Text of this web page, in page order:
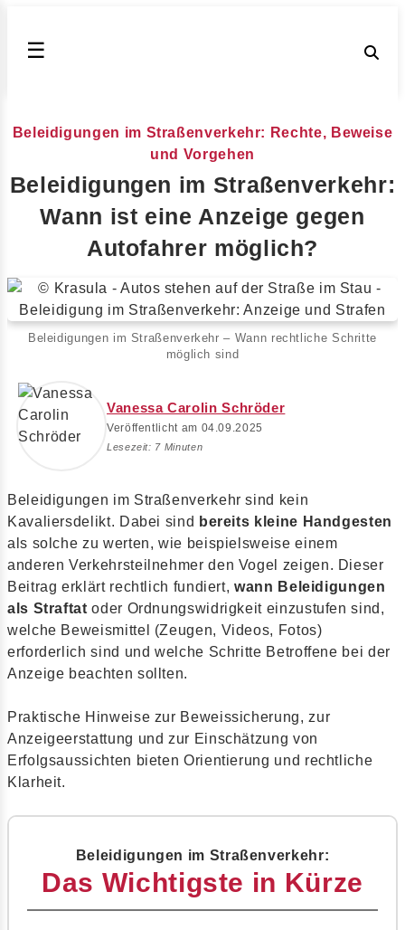
☰
Beleidigungen im Straßenverkehr: Rechte, Beweise
und Vorgehen
Beleidigungen im Straßenverkehr:
Wann ist eine Anzeige gegen
Autofahrer möglich?
Beleidigungen im Straßenverkehr – Wann rechtliche Schritte
möglich sind
Vanessa Carolin Schröder
Veröffentlicht am 04.09.2025
Lesezeit: 7 Minuten
Beleidigungen im Straßenverkehr sind kein
Kavaliersdelikt. Dabei sind bereits kleine Handgesten
als solche zu werten, wie beispielsweise einem
anderen Verkehrsteilnehmer den Vogel zeigen. Dieser
Beitrag erklärt rechtlich fundiert,wann Beleidigungen
als Straftat oder Ordnungswidrigkeit einzustufen sind,
welche Beweismittel (Zeugen, Videos, Fotos)
erforderlich sind und welche Schritte Betroffene bei der
Anzeige beachten sollten.
Praktische Hinweise zur Beweissicherung, zur
Anzeigeerstattung und zur Einschätzung von
Erfolgsaussichten bieten Orientierung und rechtliche
Klarheit.
Beleidigungen im Straßenverkehr:
Das Wichtigste in Kürze